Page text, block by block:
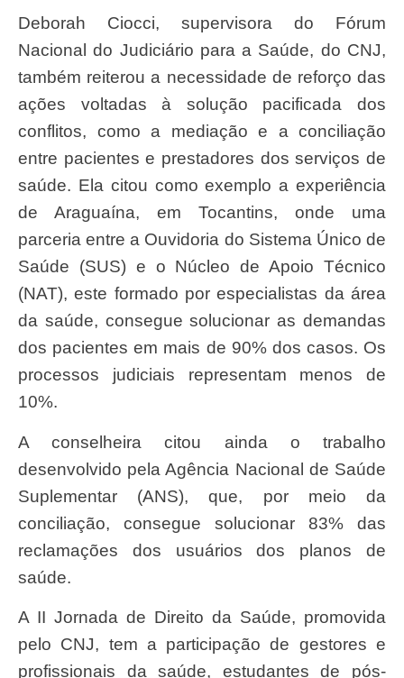
Deborah Ciocci, supervisora do Fórum
Nacional do Judiciário para a Saúde, do CNJ,
também reiterou a necessidade de reforço das
ações voltadas à solução pacificada dos
conflitos, como a mediação e a conciliação
entre pacientes e prestadores dos serviços de
saúde. Ela citou como exemplo a experiência
de Araguaína, em Tocantins, onde uma
parceria entre a Ouvidoria do Sistema Único de
Saúde (SUS) e o Núcleo de Apoio Técnico
(NAT), este formado por especialistas da área
da saúde, consegue solucionar as demandas
dos pacientes em mais de 90% dos casos. Os
processos judiciais representam menos de
10%.
A conselheira citou ainda o trabalho
desenvolvido pela Agência Nacional de Saúde
Suplementar (ANS), que, por meio da
conciliação, consegue solucionar 83% das
reclamações dos usuários dos planos de
saúde.
A II Jornada de Direito da Saúde, promovida
pelo CNJ, tem a participação de gestores e
profissionais da saúde, estudantes de pós-